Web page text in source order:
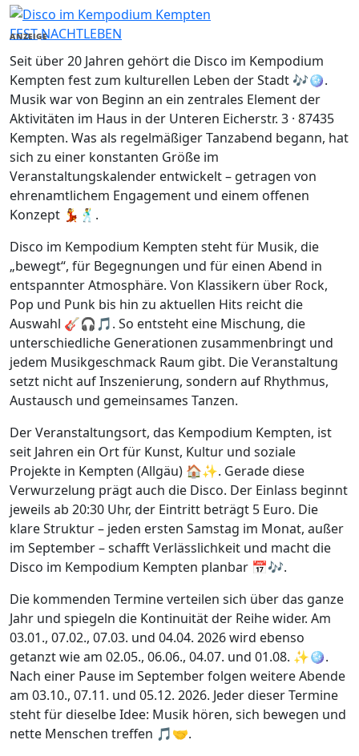
FESTNACHTLEBEN
ANZEIGE
Seit über 20 Jahren gehört die Disco im Kempodium
Kempten fest zum kulturellen Leben der Stadt 🎶🪩.
Musik war von Beginn an ein zentrales Element der
Aktivitäten im Haus in der Unteren Eicherstr. 3 · 87435
Kempten. Was als regelmäßiger Tanzabend begann, hat
sich zu einer konstanten Größe im
Veranstaltungskalender entwickelt – getragen von
ehrenamtlichem Engagement und einem offenen
Konzept 💃🕺.
Disco im Kempodium Kempten steht für Musik, die
„bewegt“, für Begegnungen und für einen Abend in
entspannter Atmosphäre. Von Klassikern über Rock,
Pop und Punk bis hin zu aktuellen Hits reicht die
Auswahl 🎸🎧🎵. So entsteht eine Mischung, die
unterschiedliche Generationen zusammenbringt und
jedem Musikgeschmack Raum gibt. Die Veranstaltung
setzt nicht auf Inszenierung, sondern auf Rhythmus,
Austausch und gemeinsames Tanzen.
Der Veranstaltungsort, das Kempodium Kempten, ist
seit Jahren ein Ort für Kunst, Kultur und soziale
Projekte in Kempten (Allgäu) 🏠✨. Gerade diese
Verwurzelung prägt auch die Disco. Der Einlass beginnt
jeweils ab 20:30 Uhr, der Eintritt beträgt 5 Euro. Die
klare Struktur – jeden ersten Samstag im Monat, außer
im September – schafft Verlässlichkeit und macht die
Disco im Kempodium Kempten planbar 📅🎶.
Die kommenden Termine verteilen sich über das ganze
Jahr und spiegeln die Kontinuität der Reihe wider. Am
03.01., 07.02., 07.03. und 04.04. 2026 wird ebenso
getanzt wie am 02.05., 06.06., 04.07. und 01.08. ✨🪩.
Nach einer Pause im September folgen weitere Abende
am 03.10., 07.11. und 05.12. 2026. Jeder dieser Termine
steht für dieselbe Idee: Musik hören, sich bewegen und
nette Menschen treffen 🎵🤝.